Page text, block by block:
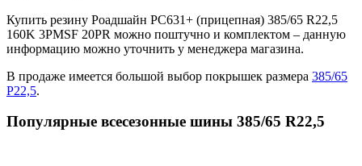
Купить резину Роадшайн РС631+ (прицепная) 385/65 R22,5
160K 3PMSF 20PR можно поштучно и комплектом – данную
информацию можно уточнить у менеджера магазина.
В продаже имеется большой выбор покрышек размера 385/65
Р22,5.
Популярные всесезонные шины 385/65 R22,5